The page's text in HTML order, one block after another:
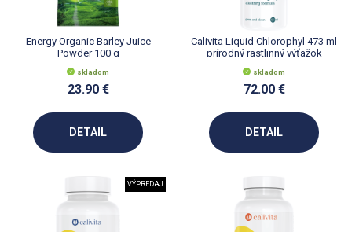
Energy Organic Barley Juice
Powder 100 g
skladom
23.90 €
DETAIL
Calivita Liquid Chlorophyl 473 ml
prírodný rastlinný výťažok
skladom
72.00 €
DETAIL
VÝPREDAJ